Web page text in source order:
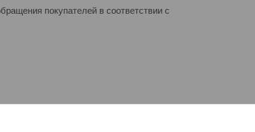
покупателей в соответствии с